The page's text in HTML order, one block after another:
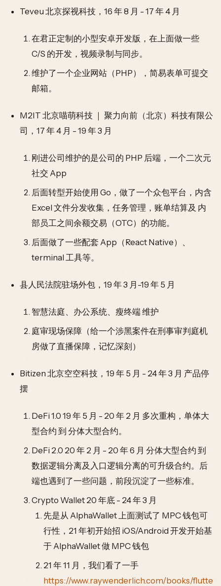
Teveu 北京探视科技，16 年 8 月 - 17 年 4 月
在君正定制的小型安卓开发版，在上面做一些
C/S 的开发，视频录制与同步。
维护了一个企业网站（PHP），简易表单可提交
邮箱。
M2IT 北京喵萌科技 ｜ 聚力向前（北京）科技有限公
司，17 年 4 月 - 19 年 3 月
刚进公司维护的是公司的 PHP 后端，一个二次元
社交 App
后面转型开始使用 Go，做了一个众包平台，内含
Excel 文件分发收集，任务管理，账单结算及 内
部员工之间余额交易（OTC）的功能。
后面做了一些配套 App（React Native）、
terminal 工具等。
县人民法院驻场外包，19 年 3 月-19 年 5 月
智慧法庭、办公系统、瘦终端 维护
庭审现场保障（给一个涉黑案件在刑事审判庭机
房做了直播保障，记忆深刻）
Bitizen 北京空空科技，19 年 5 月 - 24 年 3 月 产品停
摆
DeFi 1.0 19 年 5 月 - 20 年 2 月 多次重构，单体大
型合约 到 分体大型合约。
DeFi 2.0 20 年 2 月 - 20 年 6 月 分体大型合约 到
数据逻辑分离及入口逻辑分离的可升级合约。后
端也遇到了一些问题，前段沉淀了一些标准。
Crypto Wallet 20 年底 - 24 年 3 月
先是从 AlphaWallet 上面测试了 MPC 钱包可
行性，21 年初开始招 iOS/Android 开发开始基
于 AlphaWallet 做 MPC 钱包
21 年 11 月，我们看了一手
https://www.raywenderlich.com/books/flutte